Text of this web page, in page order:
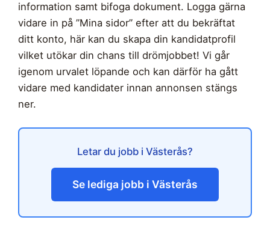
information samt bifoga dokument. Logga gärna
vidare in på ”Mina sidor” efter att du bekräftat
ditt konto, här kan du skapa din kandidatprofil
vilket utökar din chans till drömjobbet! Vi går
igenom urvalet löpande och kan därför ha gått
vidare med kandidater innan annonsen stängs
ner.
Letar du jobb i Västerås?
Se lediga jobb i Västerås